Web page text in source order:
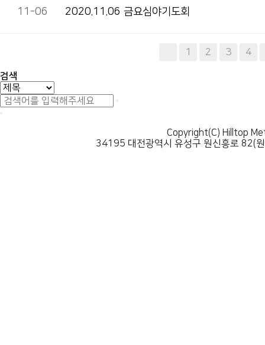
11-06 2020.11.06 금요심야기도회
1 2 3 4
검색
Copyright(C) Hilltop
34195 대전광역시 유성구 원신흥로